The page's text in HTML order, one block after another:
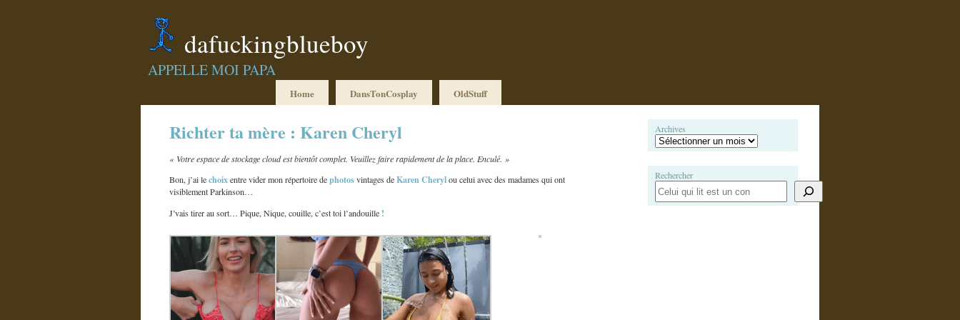
dafuckingblueboy
APPELLE MOI PAPA
Home DansTonCosplay OldStuff
Richter ta mère : Karen Cheryl
« Votre espace de stockage cloud est bientôt complet. Veuillez faire rapidement de la place. Enculé. »
Bon, j’ai lechoixentre vider mon répertoire dephotosvintages deKarenCherylou celui avec des madames qui ont
visiblement Parkinson…
J’vais tirer au sort… Pique, Nique, couille, c’est toi l’andouille !
Archives
Rechercher